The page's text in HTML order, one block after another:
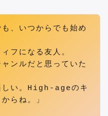
、いつからでも始め
フになる友人。
ンルだと思っていた
しい。High-ageのキ
らね。」